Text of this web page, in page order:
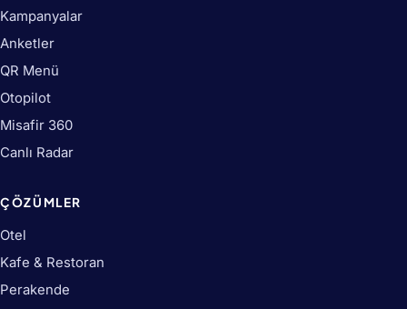
Kampanyalar
Anketler
QR Menü
Otopilot
Misafir 360
Canlı Radar
ÇÖZÜMLER
Otel
Kafe & Restoran
Perakende